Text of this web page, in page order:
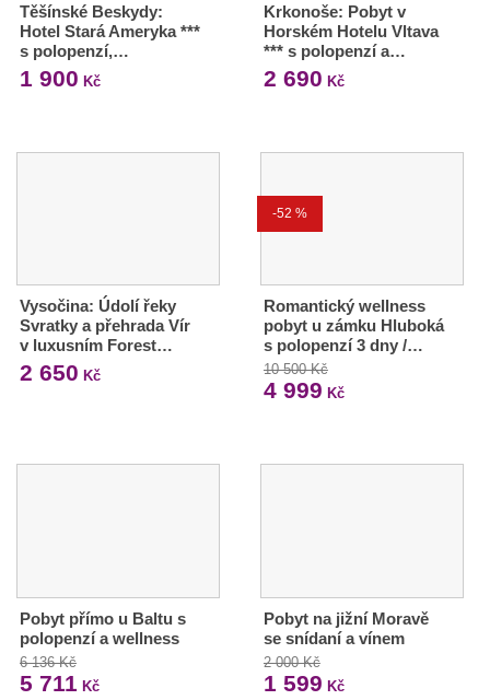
Těšínské Beskydy:
Hotel Stará Ameryka ***
s polopenzí,…
1 900 Kč
Krkonoše: Pobyt v
Horském Hotelu Vltava
*** s polopenzí a…
2 690 Kč
Vysočina: Údolí řeky
Svratky a přehrada Vír
v luxusním Forest…
2 650 Kč
-52 %
Romantický wellness
pobyt u zámku Hluboká
s polopenzí 3 dny /…
10 500 Kč
4 999 Kč
Pobyt přímo u Baltu s
polopenzí a wellness
6 136 Kč
5 711 Kč
Pobyt na jižní Moravě
se snídaní a vínem
2 000 Kč
1 599 Kč